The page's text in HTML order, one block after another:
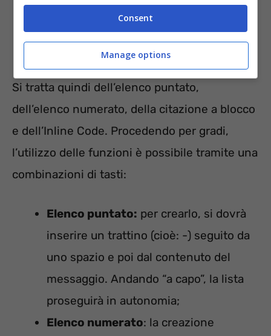
Si tratta quindi dell’elenco puntato,
dell’elenco numerato, della citazione a blocco
e dell’Inline Code. Procedendo per gradi,
l’utilizzo delle funzioni è possibile tramite una
combinazioni di tasti:
Elenco puntato: per crearlo, si dovrà
inserire un trattino (cioè: -) seguito da
uno spazio e poi dal contenuto del
messaggio. Andando “a capo”, la lista
proseguirà in autonomia;
Elenco numerato: la creazione
Consent
Manage options